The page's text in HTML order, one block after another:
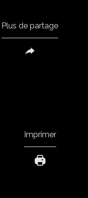
Plus de partage
Imprimer